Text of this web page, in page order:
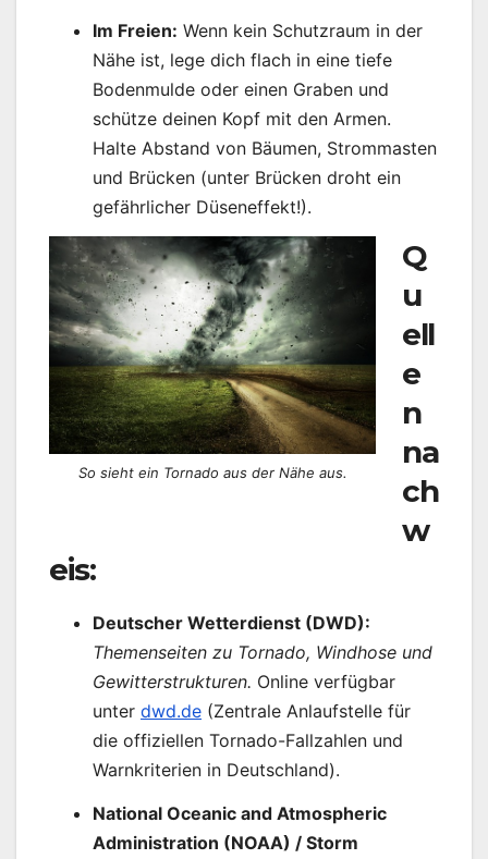
Im Freien: Wenn kein Schutzraum in der
Nähe ist, lege dich flach in eine tiefe
Bodenmulde oder einen Graben und
schütze deinen Kopf mit den Armen.
Halte Abstand von Bäumen, Strommasten
und Brücken (unter Brücken droht ein
gefährlicher Düseneffekt!).
So sieht ein Tornado aus der Nähe aus.
Q
u
ell
e
n
na
ch
w
eis:
Deutscher Wetterdienst (DWD):
Themenseiten zu Tornado, Windhose und
Gewitterstrukturen. Online verfügbar
unter dwd.de (Zentrale Anlaufstelle für
die offiziellen Tornado-Fallzahlen und
Warnkriterien in Deutschland).
National Oceanic and Atmospheric
Administration (NOAA) / Storm